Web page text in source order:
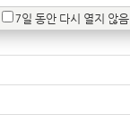
7일 동안 다시 열지 않음